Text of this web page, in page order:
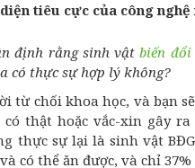
tiêu cực của công nghệ
định rằng sinh vậtbiến đổi
có thực sự hợp lý không?
từ chối khoa học, và bạn
thật hoặc vắc-xin gây
thực sự lại là sinh vật
có thể ăn được, và chỉ 37%